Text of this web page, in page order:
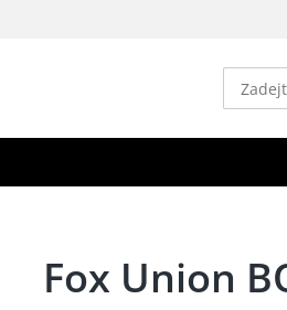
Fox Union